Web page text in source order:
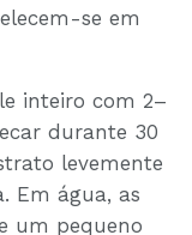
se em
inteiro com 2–
durante 30
levemente
Em água, as
um pequeno